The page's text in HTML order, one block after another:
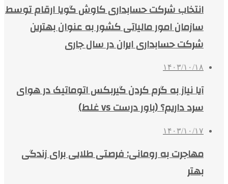
انتخاب شرکت حسابداری کاوش گویا ارقام توسط
سازمان امور مالیاتی کشور به عنوان بهترین
شرکت حسابداری ایران در سال جاری
۱۴۰۳/۱۰/۱۸
آیا نیاز به گرم کردن گیربکس اتوماتیک در هوای
سرد داریم؟ (باور درست vs غلط)
۱۴۰۳/۱۰/۱۷
مهاجرت به رومانی: فرصتی طلایی برای زندگی
بهتر